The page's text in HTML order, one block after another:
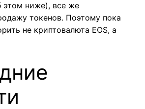
этом ниже), все же
токенов. Поэтому пока
не криптовалюта EOS, а